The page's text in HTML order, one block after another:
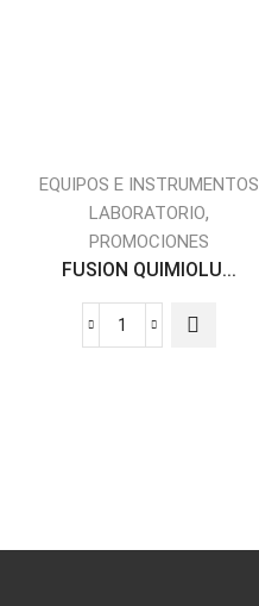
EQUIPOS E INSTRUMENTOS
LABORATORIO,
PROMOCIONES
FUSION QUIMIOLU...
FUSION